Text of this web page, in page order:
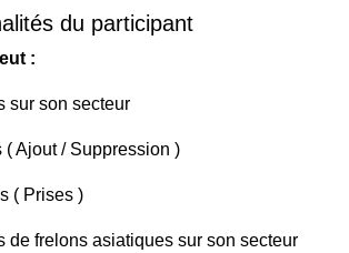
du participant
:
sur son secteur
( Ajout / Suppression )
( Prises )
de frelons asiatiques sur son secteur